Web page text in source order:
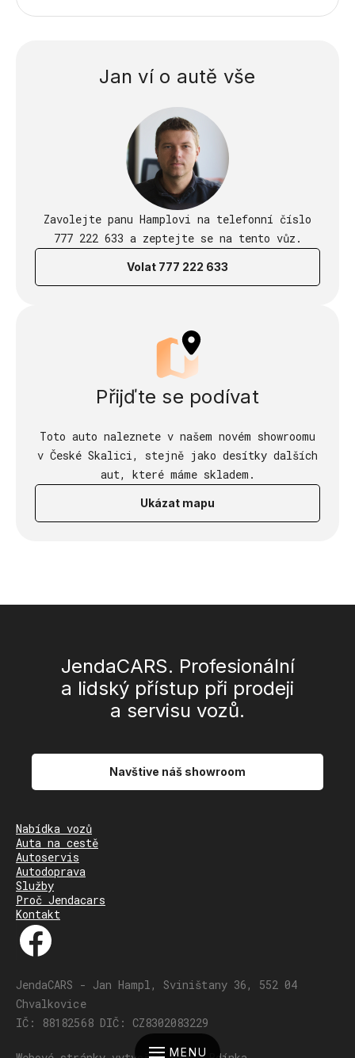
MENU
Jan ví o autě vše
Zavolejte panu Hamplovi na telefonní číslo
777 222 633 a zeptejte se na tento vůz.
Volat 777 222 633
Přijďte se podívat
Toto auto naleznete v našem novém showroomu
v České Skalici, stejně jako desítky dalších
aut, které máme skladem.
Ukázat mapu
JendaCARS. Profesionální
a lidský přístup při prodeji
a servisu vozů.
Navštive náš showroom
Nabídka vozů
Auta na cestě
Autoservis
Autodoprava
Služby
Proč Jendacars
Kontakt
JendaCARS - Jan Hampl, Sviništany 36, 552 04
Chvalkovice
IČ: 88182568 DIČ: CZ8302083229